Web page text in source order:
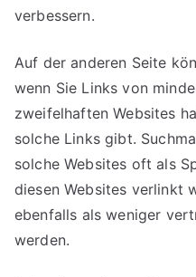
verbessern.
Auf der anderen Seite
wenn Sie Links von
zweifelhaften Websites
solche Links gibt.
solche Websites oft als
diesen Websites verlinkt
ebenfalls als weniger
werden.